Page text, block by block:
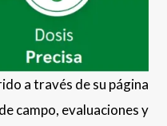
a través de su página
campo, evaluaciones y